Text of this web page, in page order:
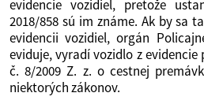
evidencie vozidiel, pretože
2018/858 sú im známe. Ak by sa
evidencii vozidiel, orgán
eviduje, vyradí vozidlo z evidencie
č. 8/2009 Z. z. o cestnej
niektorých zákonov.